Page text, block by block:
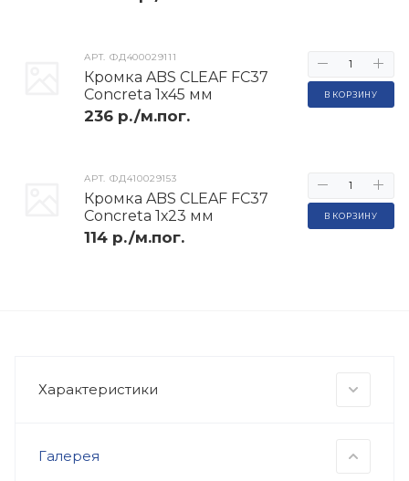
АРТ.ФД410029153
Кромка ABS CLEAF FC37
Concreta 1х23 мм
114 р./м.пог.
В КОРЗИНУ
АРТ.ФД400029111
Кромка ABS CLEAF FC37
Concreta 1х45 мм
236 р./м.пог.
В КОРЗИНУ
Характеристики
Галерея